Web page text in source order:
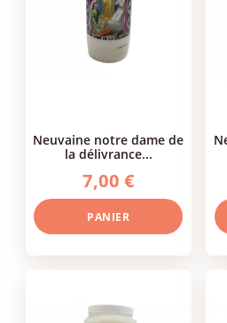
neuvaine notre dame de
la délivrance...
7,00 €
PANIER
neuvaine notre dame de